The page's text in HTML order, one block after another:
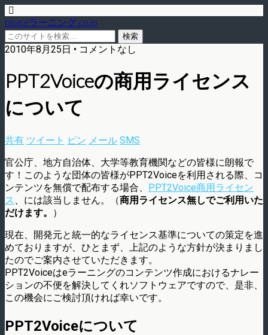
blog.eラーニング.co.jp
2010年8月25日 • コメントなし
PPT2Voiceの商用ライセンス
について
共有 ツイート ピン メール SMS
官公庁、地方自治体、大学等教育機関などの皆様に朗報で
す！このような団体の皆様がPPT2Voiceを利用される際、コ
ンテンツを無償で配布する場合、 PPT2Voice商用ライセン
ス 、には該当しません。（商用ライセンス無しでご利用いた
だけます。
）
現在、開発元と統一的なライセンス基準についての策定を進
めておりますが、ひとまず、上記のような方針が決まりまし
たのでご案内させていただきます。
PPT2Voiceはeラーニングのコンテンツ作成におけるナレー
ションの不便を解決してくれソフトウェアですので、是非、
この機会にご検討頂ければ幸いです。
PPT2Voiceについて